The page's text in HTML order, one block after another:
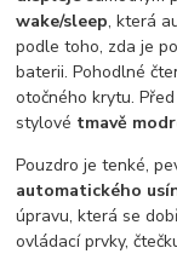
wake/sleep, která
podle toho, zda je
baterii. Pohodlné
otočného krytu.
stylové tmavě
Pouzdro je tenké,
automatického
úpravu, která se
ovládací prvky,